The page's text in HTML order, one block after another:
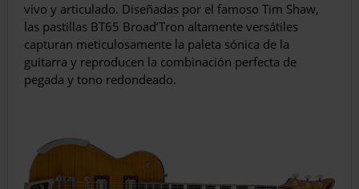
vivo y articulado. Diseñadas por el famoso Tim Shaw,
las pastillas BT65 Broad’Tron altamente versátiles
capturan meticulosamente la paleta sónica de la
guitarra y reproducen la combinación perfecta de
pegada y tono redondeado.